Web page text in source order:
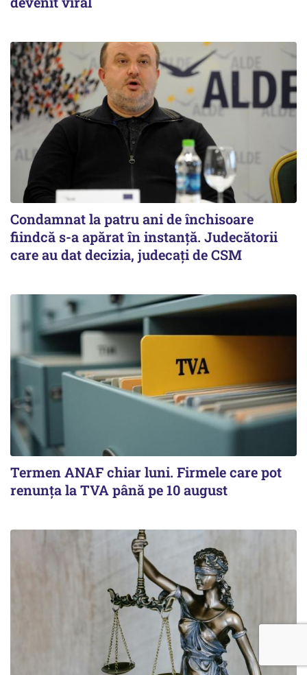
Condamnat la patru ani de închisoare
fiindcă s-a apărat în instanță. Judecătorii
care au dat decizia, judecați de CSM
Termen ANAF chiar luni. Firmele care pot
renunța la TVA până pe 10 august